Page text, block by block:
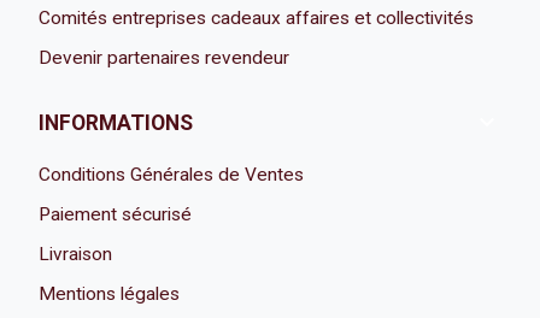
Comités entreprises cadeaux affaires et collectivités
Devenir partenaires revendeur
INFORMATIONS
Conditions Générales de Ventes
Paiement sécurisé
Livraison
Mentions légales